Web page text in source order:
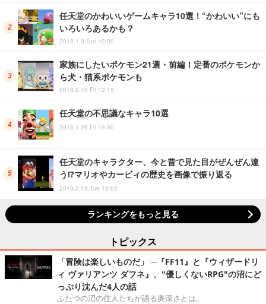
任天堂のかわいいゲームキャラ10選！“かわいい”にも
いろいろあるかも？
2018.1.9 Tue 19:00
家族にしたいポケモン21選・前編！定番のポケモンか
ら犬・猫系ポケモンも
2018.2.16 Fri 12:15
任天堂の不思議なキャラ10選
2018.1.26 Fri 19:00
任天堂のキャラクター、今と昔で見た目がぜんぜん違
う!?マリオやカービィの歴史を画像で振り返る
2019.2.19 Tue 13:00
ランキングをもっと見る
トピックス
「冒険は楽しいものだ」 ─『FF11』と『ウィザードリ
ィ ヴァリアンツ ダフネ』、"優しくないRPG"の沼にど
っぷり沈んだ4人の話
ふたつの沼の住人たちが語る奥深さとは。